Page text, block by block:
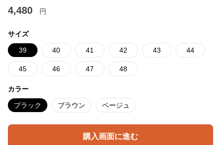
4,480 円
サイズ
39 40 41 42 43 44
45 46 47 48
カラー
ブラック ブラウン ベージュ
購入画面に進む